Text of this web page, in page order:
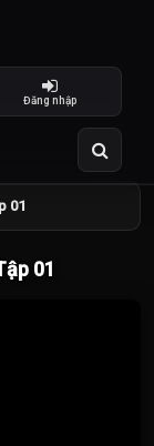
Đăng nhập
01
01